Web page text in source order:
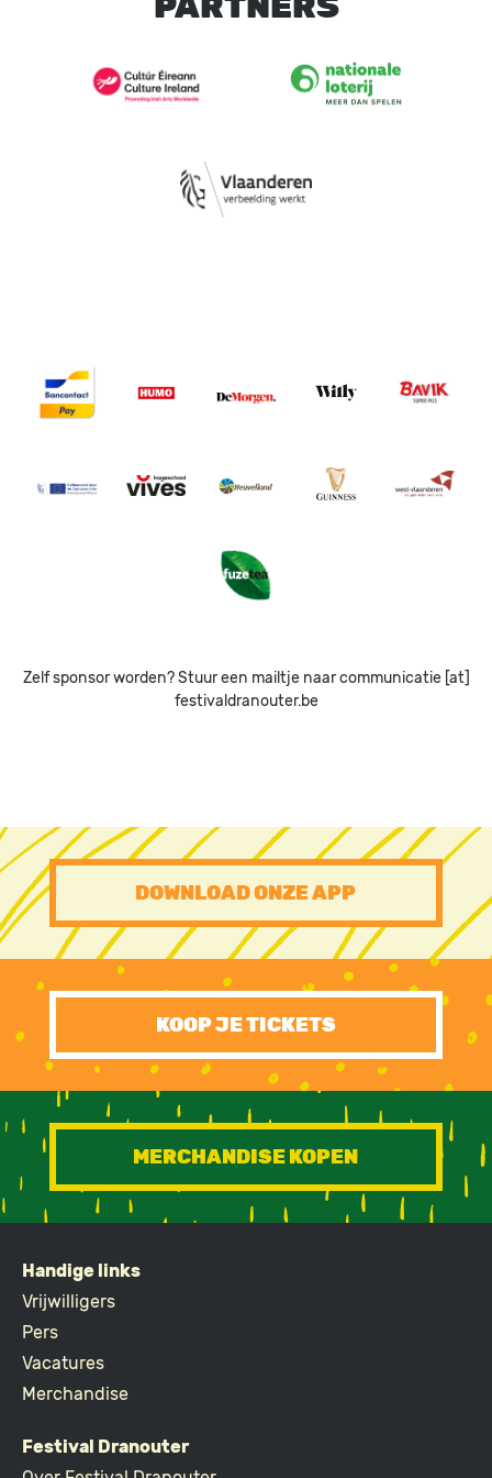
Image Image
Image
Image
Image Image Image Image
Image Image Image Image Image
Image
Zelf sponsor worden? Stuur een mailtje naar communicatie [at]
festivaldranouter.be
PRE
FOOTER
CTA
DOWNLOAD ONZE APP
KOOP JE TICKETS
MERCHANDISE KOPEN
FOOTER
Handige links
Vrijwilligers
Pers
Vacatures
Merchandise
Festival Dranouter